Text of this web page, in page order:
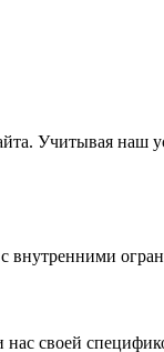
Учитывая
внутренними
своей